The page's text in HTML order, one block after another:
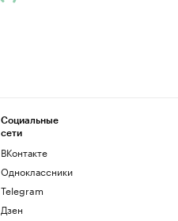
Социальные
сети
ВКонтакте
Одноклассники
Telegram
Дзен